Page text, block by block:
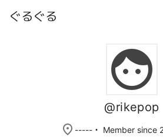
ぐるぐる
face
@rikepop
place -----・ Member since